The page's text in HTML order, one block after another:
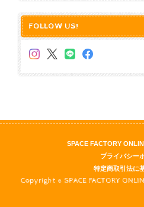
FOLLOW US!
SPACE FACTORY
プライバシー
特定商取引法に
Copyright © SPACE FACTORY